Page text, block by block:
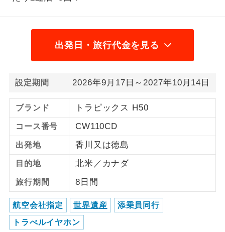
出発日・旅行代金を見る
設定期間 2026年9月17日～2027年10月14日
ブランド トラピックス H50
コース番号 CW110CD
出発地 香川又は徳島
目的地 北米／カナダ
旅行期間 8日間
航空会社指定 世界遺産 添乗員同行
トラべルイヤホン
航空会社指定
利用航空会社が指定なので、ご出発の計
ホテル指定
す。